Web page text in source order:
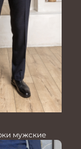
мужские